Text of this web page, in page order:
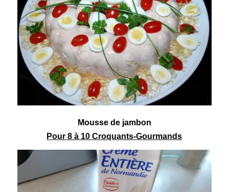
Moussede jambon
Pour 8 à 10 Croquants-Gourmands